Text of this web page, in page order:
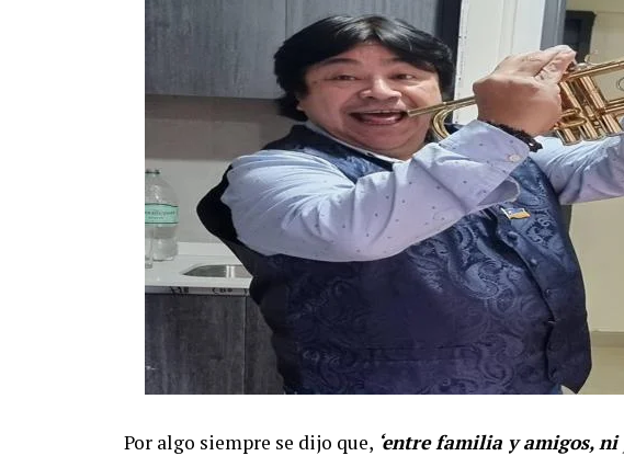
Por algo siempre se dijo que, ‘entre familia y amigos,